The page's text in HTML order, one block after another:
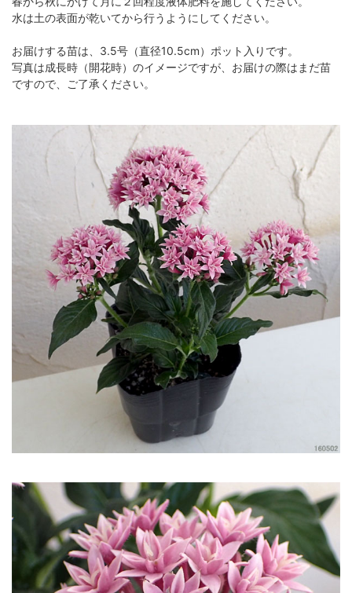
水は土の表面が乾いてから行うようにしてください。
お届けする苗は、3.5号（直径10.5cm）ポット入りです。
写真は成長時（開花時）のイメージですが、お届けの際はまだ苗
ですので、ご了承ください。